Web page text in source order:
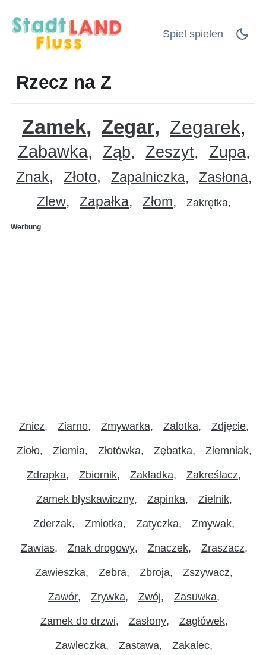
Spiel spielen
Rzecz na Z
Zamek Zegar Zegarek
Zabawka Ząb Zeszyt Zupa
Znak Złoto Zapalniczka
Zasłona
Zlew
Zapałka Złom Zakrętka
Werbung
Znicz Ziarno Zmywarka Zalotka Zdjęcie
Zioło Ziemia Złotówka Zębatka Ziemniak
Zdrapka Zbiornik Zakładka Zakreślacz
Zamek błyskawiczny Zapinka Zielnik
Zderzak Zmiotka Zatyczka Zmywak
Zawias Znak drogowy Znaczek Zraszacz
Zawieszka Zebra Zbroja Zszywacz
Zawór Zrywka Zwój Zasuwka
Zamek do drzwi Zasłony Zagłówek
Zawleczka Zastawa Zakalec